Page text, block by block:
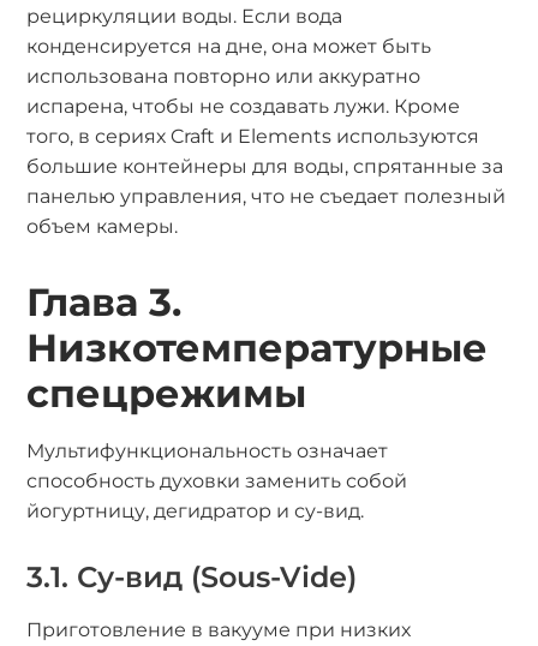
рециркуляции воды. Если вода
конденсируется на дне, она может быть
использована повторно или аккуратно
испарена, чтобы не создавать лужи. Кроме
того, в сериях Craft и Elements используются
большие контейнеры для воды, спрятанные за
панелью управления, что не съедает полезный
объем камеры.
Глава 3.
Низкотемпературные
спецрежимы
Мультифункциональность означает
способность духовки заменить собой
йогуртницу, дегидратор и су-вид.
3.1. Су-вид (Sous-Vide)
Приготовление в вакууме при низких